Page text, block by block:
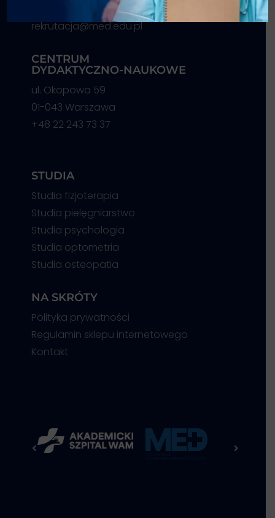
+48 22 243 73 37
rekrutacja@med.edu.pl
CENTRUM
DYDAKTYCZNO-NAUKOWE
ul. Okopowa 59
01-043 Warszawa
+48 22 243 73 37
STUDIA
Studia fizjoterapia
Studia pielęgniarstwo
Studia psychologia
Studia optometria
Studia osteopatia
NA SKRÓTY
Polityka prywatności
Regulamin sklepu internetowego
Kontakt